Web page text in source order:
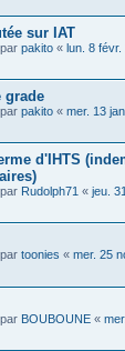
sur IAT
pakito « lun. 8 févr.
grade
pakito « mer. 13
d'IHTS
Rudolph71 « jeu.
toonies « mer. 25
BOUBOUNE «